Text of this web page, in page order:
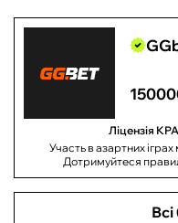
Ліцензія
Участь в азартних
Дотримуйтеся